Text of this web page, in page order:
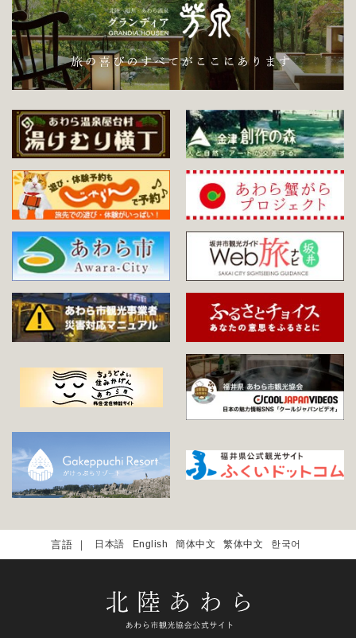
日本語 English 簡体中文 繁体中文 한국어